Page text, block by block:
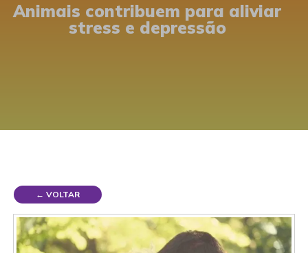
Animais contribuem para aliviar
stress e depressão
← VOLTAR